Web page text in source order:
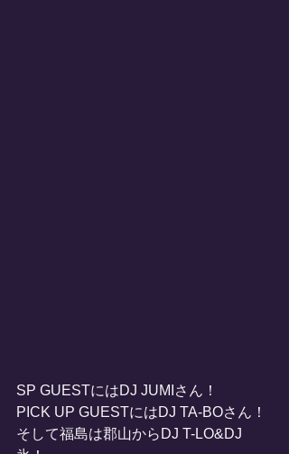
SP GUESTにはDJ JUMIさん！
PICK UP GUESTにはDJ TA-BOさん！
そして福島は郡山からDJ T-LO&DJ